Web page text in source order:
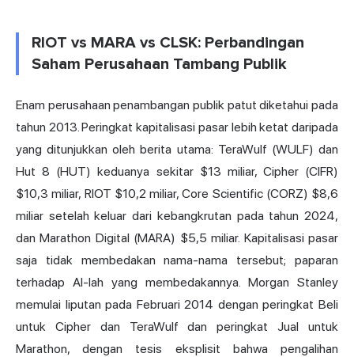
RIOT vs MARA vs CLSK: Perbandingan
Saham Perusahaan Tambang Publik
Enam perusahaan penambangan publik patut diketahui pada
tahun 2013. Peringkat kapitalisasi pasar lebih ketat daripada
yang ditunjukkan oleh berita utama: TeraWulf (WULF) dan
Hut 8 (HUT) keduanya sekitar $13 miliar, Cipher(CIFR)
$10,3 miliar, RIOT $10,2 miliar, Core Scientific (CORZ) $8,6
miliar setelah keluar dari kebangkrutan pada tahun 2024,
dan Marathon Digital (MARA) $5,5 miliar. Kapitalisasi pasar
saja tidak membedakan nama-nama tersebut; paparan
terhadap AI-lah yang membedakannya. Morgan Stanley
memulai liputan pada Februari 2014 dengan peringkat Beli
untuk Cipher dan TeraWulf dan peringkat Jual untuk
Marathon, dengan tesis eksplisit bahwa pengalihan